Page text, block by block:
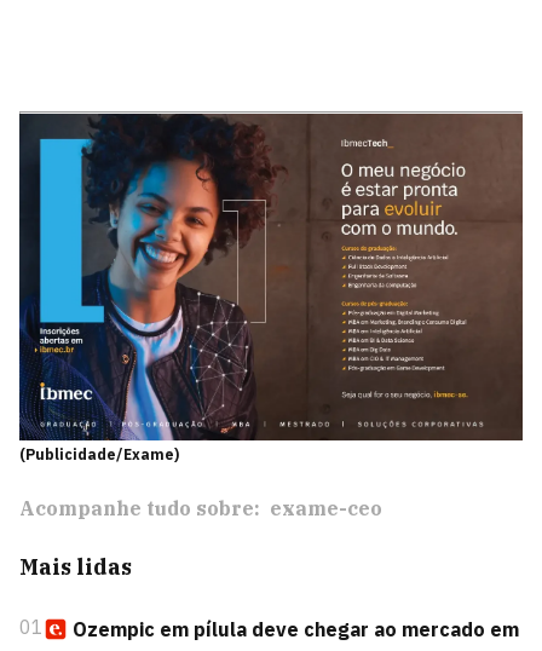
(Publicidade/Exame)
Acompanhe tudo sobre: exame-ceo
Mais lidas
01
Ozempic em pílula deve chegar ao mercado em